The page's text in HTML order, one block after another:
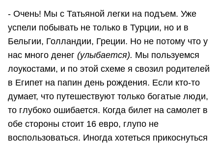
- Очень! Мы с Татьяной легки на подъем. Уже
успели побывать не только в Турции, но и в
Бельгии, Голландии, Греции. Но не потому что у
нас много денег (улыбается). Мы пользуемся
лоукостами, и по этой схеме я свозил родителей
в Египет на папин день рождения. Если кто-то
думает, что путешествуют только богатые люди,
то глубоко ошибается. Когда билет на самолет в
обе стороны стоит 16 евро, глупо не
воспользоваться. Иногда хотеться прикоснуться